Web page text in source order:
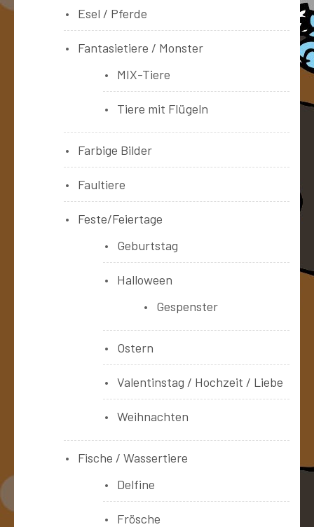
Esel / Pferde
Fantasietiere / Monster
MIX-Tiere
Tiere mit Flügeln
Farbige Bilder
Faultiere
Feste/Feiertage
Geburtstag
Halloween
Gespenster
Ostern
Valentinstag / Hochzeit / Liebe
Weihnachten
Fische / Wassertiere
Delfine
Frösche